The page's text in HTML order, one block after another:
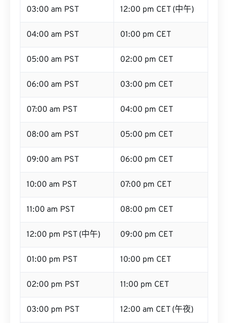
03:00 am PST 12:00 pm CET (中午)
04:00 am PST 01:00 pm CET
05:00 am PST 02:00 pm CET
06:00 am PST 03:00 pm CET
07:00 am PST 04:00 pm CET
08:00 am PST 05:00 pm CET
09:00 am PST 06:00 pm CET
10:00 am PST 07:00 pm CET
11:00 am PST 08:00 pm CET
12:00 pm PST (中午) 09:00 pm CET
01:00 pm PST 10:00 pm CET
02:00 pm PST 11:00 pm CET
03:00 pm PST 12:00 am CET (午夜)